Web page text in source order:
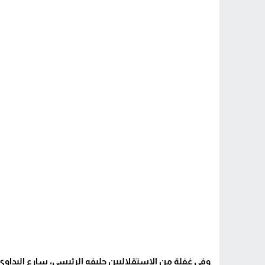
وفي غفلة من الاستقلاليين حليفه الرئيسي، سارع